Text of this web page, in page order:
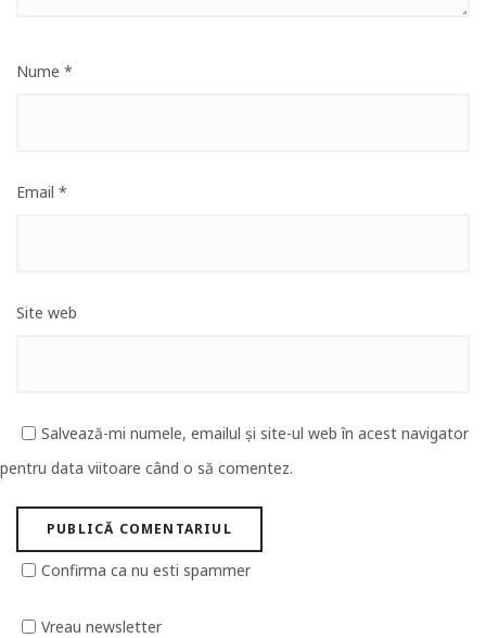
Nume *
Email *
Site web
Salvează-mi numele, emailul și site-ul web în acest navigator
pentru data viitoare când o să comentez.
Confirma ca nu esti spammer
Vreau newsletter